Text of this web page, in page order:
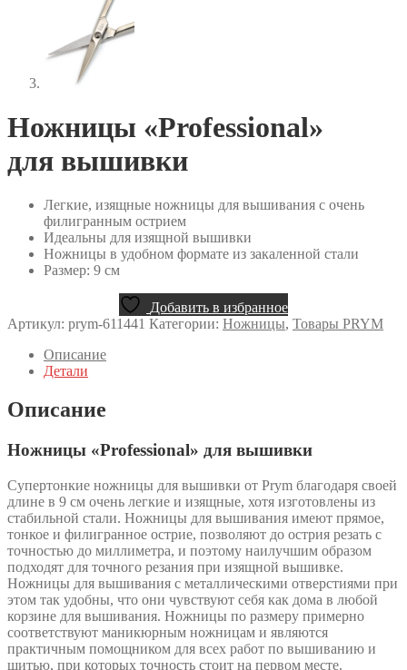
Ножницы «Professional»
для вышивки
Легкие, изящные ножницы для вышивания с очень
филигранным острием
Идеальны для изящной вышивки
Ножницы в удобном формате из закаленной стали
Размер: 9 см
Добавить в избранное
Артикул: prym-611441 Категории: Ножницы, Товары PRYM
Описание
Детали
Описание
Ножницы «Professional» для вышивки
Супертонкие ножницы для вышивки от Prym благодаря своей
длине в 9 см очень легкие и изящные, хотя изготовлены из
стабильной стали. Ножницы для вышивания имеют прямое,
тонкое и филигранное острие, позволяют до острия резать с
точностью до миллиметра, и поэтому наилучшим образом
подходят для точного резания при изящной вышивке.
Ножницы для вышивания с металлическими отверстиями при
этом так удобны, что они чувствуют себя как дома в любой
корзине для вышивания. Ножницы по размеру примерно
соответствуют маникюрным ножницам и являются
практичным помощником для всех работ по вышиванию и
шитью, при которых точность стоит на первом месте.